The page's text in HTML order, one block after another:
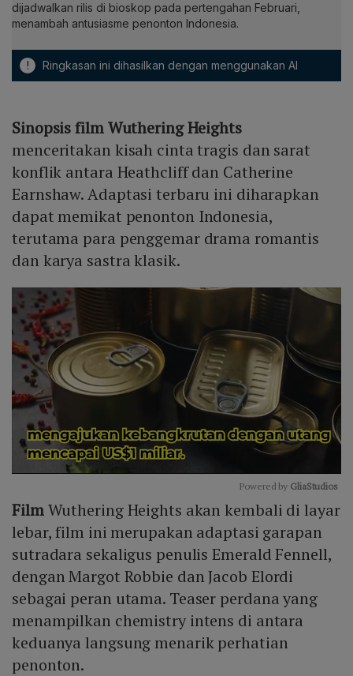
dijadwalkan rilis di bioskop pada pertengahan Februari,
menambah antusiasme penonton Indonesia.
! Ringkasan ini dihasilkan dengan menggunakan AI
Sinopsis film Wuthering Heights
menceritakan kisah cinta tragis dan sarat
konflik antara Heathcliff dan Catherine
Earnshaw. Adaptasi terbaru ini diharapkan
dapat memikat penonton Indonesia,
terutama para penggemar drama romantis
dan karya sastra klasik.
Mute
Powered by GliaStudios
FilmWuthering Heights akan kembali di layar
lebar, film ini merupakan adaptasi garapan
sutradara sekaligus penulis Emerald Fennell,
dengan Margot Robbie dan Jacob Elordi
sebagai peran utama. Teaser perdana yang
menampilkan chemistry intens di antara
keduanya langsung menarik perhatian
penonton.